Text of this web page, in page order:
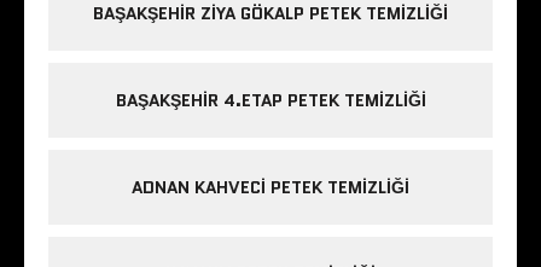
BAŞAKŞEHIR ZIYA GÖKALP PETEK TEMIZLIĞI
BAŞAKŞEHIR 4.ETAP PETEK TEMIZLIĞI
ADNAN KAHVECI PETEK TEMIZLIĞI